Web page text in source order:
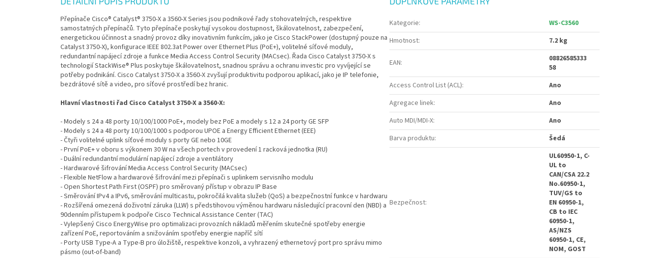
Přepínače Cisco® Catalyst® 3750-X a 3560-X Series jsou podnikové řady stohovatelných, respektive
samostatných přepínačů. Tyto přepínače poskytují vysokou dostupnost, škálovatelnost, zabezpečení,
energetickou účinnost a snadný provoz díky inovativním funkcím, jako je Cisco StackPower (dostupný pouze na
Catalyst 3750-X), konfigurace IEEE 802.3at Power over Ethernet Plus (PoE+), volitelné síťové moduly,
redundantní napájecí zdroje a funkce Media Access Control Security (MACsec). Řada Cisco Catalyst 3750-X s
technologií StackWise® Plus poskytuje škálovatelnost, snadnou správu a ochranu investic pro vyvíjející se
potřeby podnikání. Cisco Catalyst 3750-X a 3560-X zvyšují produktivitu podporou aplikací, jako je IP telefonie,
bezdrátové sítě a video, pro síťové prostředí bez hranic.
Hlavní vlastnosti řad Cisco Catalyst 3750-X a 3560-X:
- Modely s 24 a 48 porty 10/100/1000 PoE+, modely bez PoE a modely s 12 a 24 porty GE SFP
- Modely s 24 a 48 porty 10/100/1000 s podporou UPOE a Energy Efficient Ethernet (EEE)
- Čtyři volitelné uplink síťové moduly s porty GE nebo 10GE
- První PoE+ v oboru s výkonem 30 W na všech portech v provedení 1 racková jednotka (RU)
- Duální redundantní modulární napájecí zdroje a ventilátory
- Hardwarové šifrování Media Access Control Security (MACsec)
- Flexible NetFlow a hardwarové šifrování mezi přepínači s uplinkem servisního modulu
- Open Shortest Path First (OSPF) pro směrovaný přístup v obrazu IP Base
- Směrování IPv4 a IPv6, směrování multicastu, pokročilá kvalita služeb (QoS) a bezpečnostní funkce v hardwaru
- Rozšířená omezená doživotní záruka (LLW) s předstihovou výměnou hardwaru následující pracovní den (NBD) a
90denním přístupem k podpoře Cisco Technical Assistance Center (TAC)
- Vylepšený Cisco EnergyWise pro optimalizaci provozních nákladů měřením skutečné spotřeby energie
zařízení PoE, reportováním a snižováním spotřeby energie napříč sítí
- Porty USB Type-A a Type-B pro úložiště, respektive konzoli, a vyhrazený ethernetový port pro správu mimo
pásmo (out-of-band)
Kategorie:
WS-C3560
Hmotnost: 7.2 kg
EAN:
08826585333
58
Access Control List (ACL):
Ano
Agregace linek:
Ano
Auto MDI/MDI-X:
Ano
Barva produktu: Šedá
Bezpečnost:
UL60950-1, C-
UL to
CAN/CSA 22.2
No.60950-1,
TUV/GS to
EN 60950-1,
CB to IEC
60950-1,
AS/NZS
60950-1, CE,
NOM, GOST